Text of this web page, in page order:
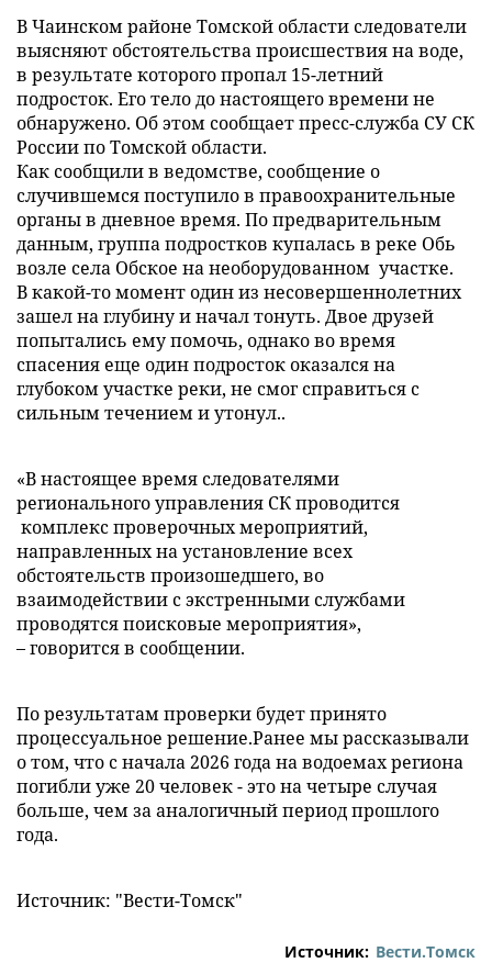
В Чаинском районе Томской области следователи
выясняют обстоятельства происшествия на воде,
в результате которого пропал 15-летний
подросток. Его тело до настоящего времени не
обнаружено. Об этом сообщает пресс-служба СУ СК
России по Томской области.
Как сообщили в ведомстве, сообщение о
случившемся поступило в правоохранительные
органы в дневное время. По предварительным
данным, группа подростков купалась в реке Обь
возле села Обское на необорудованном участке.
В какой-то момент один из несовершеннолетних
зашел на глубину и начал тонуть. Двое друзей
попытались ему помочь, однако во время
спасения еще один подросток оказался на
глубоком участке реки, не смог справиться с
сильным течением и утонул..
«В настоящее время следователями
регионального управления СК проводится
комплекс проверочных мероприятий,
направленных на установление всех
обстоятельств произошедшего, во
взаимодействии с экстренными службами
проводятся поисковые мероприятия»,
– говорится в сообщении.
По результатам проверки будет принято
процессуальное решение.Ранее мы рассказывали
о том, что с начала 2026 года на водоемах региона
погибли уже 20 человек - это на четыре случая
больше, чем за аналогичный период прошлого
года.
Источник: "Вести-Томск"
Источник: Вести.Томск